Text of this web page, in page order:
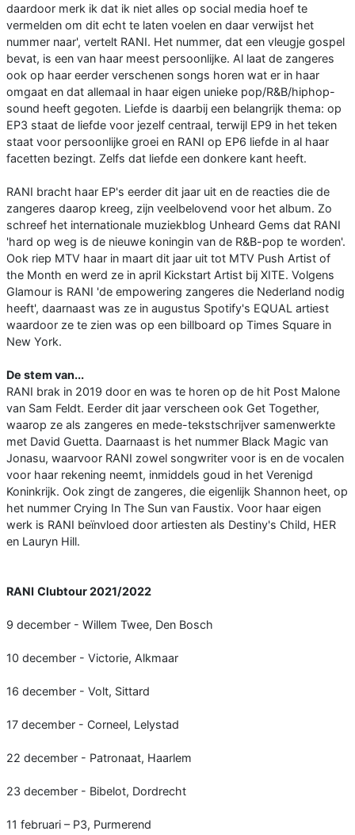
daardoor merk ik dat ik niet alles op social media hoef te
vermelden om dit echt te laten voelen en daar verwijst het
nummer naar', vertelt RANI. Het nummer, dat een vleugje gospel
bevat, is een van haar meest persoonlijke. Al laat de zangeres
ook op haar eerder verschenen songs horen wat er in haar
omgaat en dat allemaal in haar eigen unieke pop/R&B/hiphop-
sound heeft gegoten. Liefde is daarbij een belangrijk thema: op
EP3 staat de liefde voor jezelf centraal, terwijl EP9 in het teken
staat voor persoonlijke groei en RANI op EP6 liefde in al haar
facetten bezingt. Zelfs dat liefde een donkere kant heeft.
RANI bracht haar EP's eerder dit jaar uit en de reacties die de
zangeres daarop kreeg, zijn veelbelovend voor het album. Zo
schreef het internationale muziekblog Unheard Gems dat RANI
'hard op weg is de nieuwe koningin van de R&B-pop te worden'.
Ook riep MTV haar in maart dit jaar uit tot MTV Push Artist of
the Month en werd ze in april Kickstart Artist bij XITE. Volgens
Glamour is RANI 'de empowering zangeres die Nederland nodig
heeft', daarnaast was ze in augustus Spotify's EQUAL artiest
waardoor ze te zien was op een billboard op Times Square in
New York.
De stem van...
RANI brak in 2019 door en was te horen op de hit Post Malone
van Sam Feldt. Eerder dit jaar verscheen ook Get Together,
waarop ze als zangeres en mede-tekstschrijver samenwerkte
met David Guetta. Daarnaast is het nummer Black Magic van
Jonasu, waarvoor RANI zowel songwriter voor is en de vocalen
voor haar rekening neemt, inmiddels goud in het Verenigd
Koninkrijk. Ook zingt de zangeres, die eigenlijk Shannon heet, op
het nummer Crying In The Sun van Faustix. Voor haar eigen
werk is RANI beïnvloed door artiesten als Destiny's Child, HER
en Lauryn Hill.
RANI Clubtour 2021/2022
9 december - Willem Twee, Den Bosch
10 december - Victorie, Alkmaar
16 december - Volt, Sittard
17 december - Corneel, Lelystad
22 december - Patronaat, Haarlem
23 december - Bibelot, Dordrecht
11 februari – P3, Purmerend